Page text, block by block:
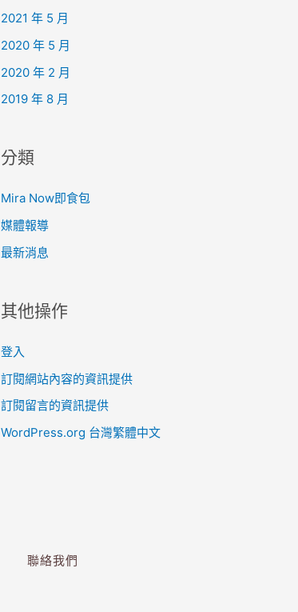
2021 年 5 月
2020 年 5 月
2020 年 2 月
2019 年 8 月
分類
Mira Now即食包
媒體報導
最新消息
其他操作
登入
訂閱網站內容的資訊提供
訂閱留言的資訊提供
WordPress.org 台灣繁體中文
聯絡我們